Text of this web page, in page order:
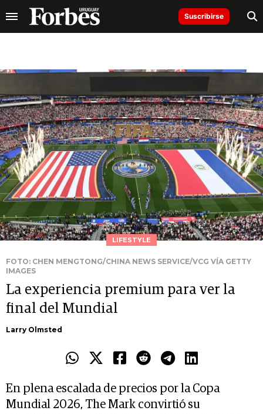
Suscribirse
LIFESTYLE
FOTO: CHEN MENGTONG/CHINA NEWS SERVICE/VCG VÍA GETTY
IMAGES
La experiencia premium para ver la
final del Mundial
Larry Olmsted
En plena escalada de precios por la Copa
Mundial 2026, The Mark convirtió su